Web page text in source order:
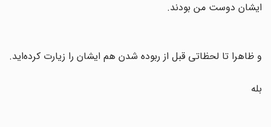
ایشان دوست من بودند.
و ظاهرا تا لحظاتی قبل از ربوده شدن هم ایشان را زیارت کرده‌اید.
بله